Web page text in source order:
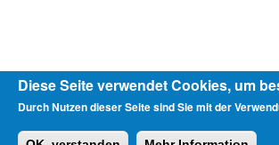
Diese Seite verwendet Cookies, um
Durch Nutzen dieser Seite sind Sie mit der